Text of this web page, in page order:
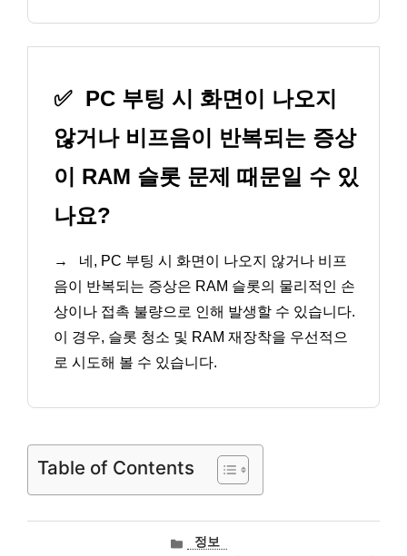
✅ PC 부팅 시 화면이 나오지
않거나 비프음이 반복되는 증상
이 RAM 슬롯 문제 때문일 수 있
나요?
→
네, PC 부팅 시 화면이 나오지 않거나 비프
음이 반복되는 증상은 RAM 슬롯의 물리적인 손
상이나 접촉 불량으로 인해 발생할 수 있습니다.
이 경우, 슬롯 청소 및 RAM 재장착을 우선적으
로 시도해 볼 수 있습니다.
Table of Contents
카정보